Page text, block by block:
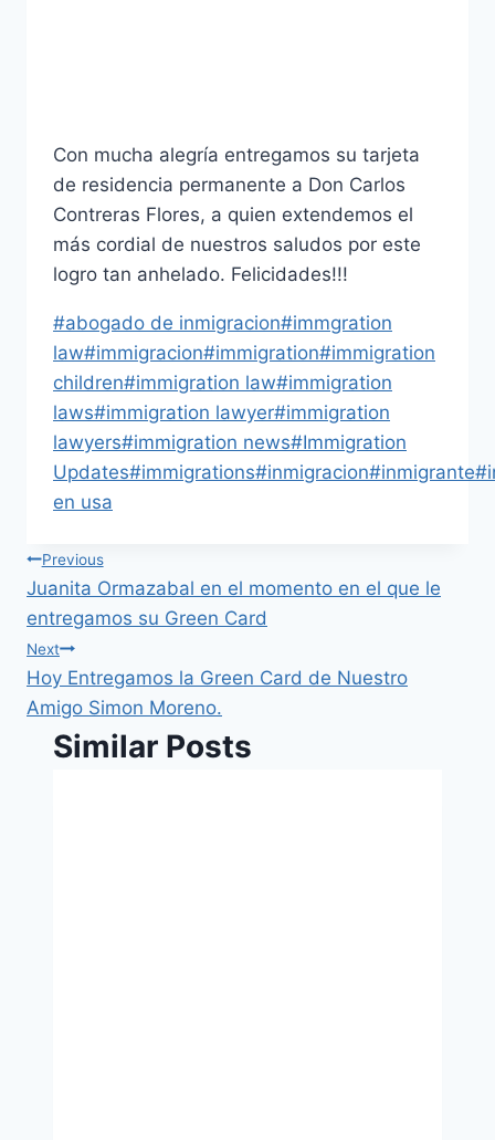
Con mucha alegría entregamos su tarjeta
de residencia permanente a Don Carlos
Contreras Flores, a quien extendemos el
más cordial de nuestros saludos por este
logro tan anhelado. Felicidades!!!
#abogado de inmigracion#immgration
law#immigracion#immigration#immigration
children#immigration law#immigration
laws#immigration lawyer#immigration
lawyers#immigration news#Immigration
Updates#immigrations#inmigracion#inmigrante#
en usa
Previous
Juanita Ormazabal en el momento en el que le
entregamos su Green Card
Next
Hoy Entregamos la Green Card de Nuestro
Amigo Simon Moreno.
Similar Posts